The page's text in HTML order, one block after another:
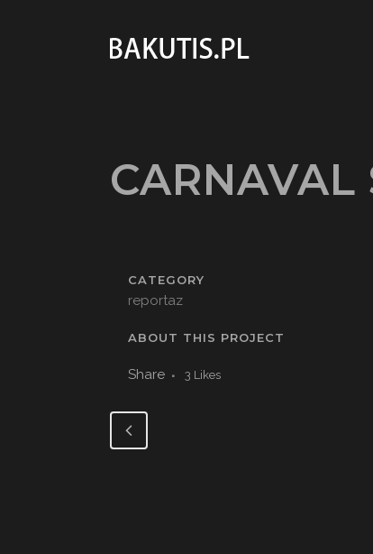
CATEGORY
reportaz
ABOUT THIS PROJECT
Share 3 Likes